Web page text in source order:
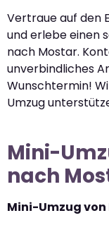
Vertraue auf den
und erlebe einen
nach Mostar.
unverbindliches
Wunschtermin!
Umzug
Mini-
nach
Mini-Umzug